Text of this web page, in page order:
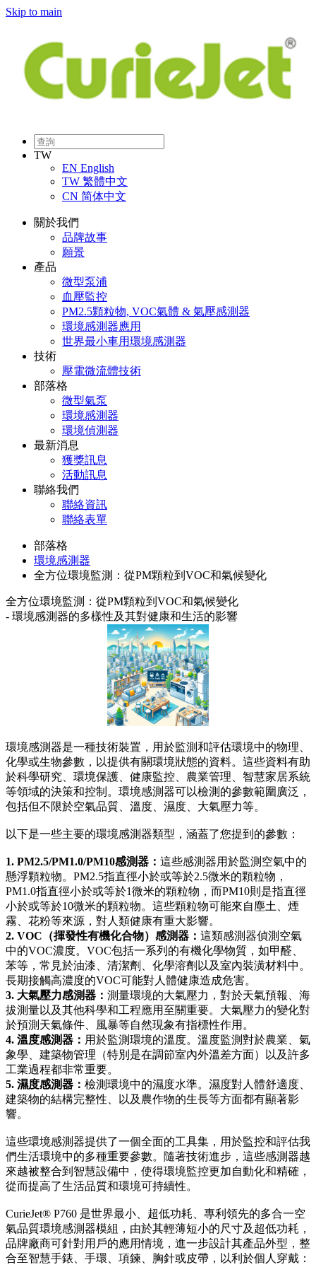
Skip to main
TW
EN English
TW 繁體中文
CN 简体中文
關於我們
品牌故事
願景
產品
微型泵浦
血壓監控
PM2.5顆粒物, VOC氣體 & 氣壓感測器
環境感測器應用
世界最小車用環境感測器
技術
壓電微流體技術
部落格
微型氣泵
環境感測器
環境偵測器
最新消息
獲獎訊息
活動訊息
聯絡我們
聯絡資訊
聯絡表單
部落格
環境感測器
全方位環境監測：從PM顆粒到VOC和氣候變化
全方位環境監測：從PM顆粒到VOC和氣候變化
- 環境感測器的多樣性及其對健康和生活的影響
環境感測器是一種技術裝置，用於監測和評估環境中的物理、
化學或生物參數，以提供有關環境狀態的資料。這些資料有助
於科學研究、環境保護、健康監控、農業管理、智慧家居系統
等領域的決策和控制。環境感測器可以檢測的參數範圍廣泛，
包括但不限於空氣品質、溫度、濕度、大氣壓力等。
以下是一些主要的環境感測器類型，涵蓋了您提到的參數：
1. PM2.5/PM1.0/PM10感測器： 這些感測器用於監測空氣中的
懸浮顆粒物。PM2.5指直徑小於或等於2.5微米的顆粒物，
PM1.0指直徑小於或等於1微米的顆粒物，而PM10則是指直徑
小於或等於10微米的顆粒物。這些顆粒物可能來自塵土、煙
霧、花粉等來源，對人類健康有重大影響。
2. VOC（揮發性有機化合物）感測器： 這類感測器偵測空氣
中的VOC濃度。VOC包括一系列的有機化學物質，如甲醛、
苯等，常見於油漆、清潔劑、化學溶劑以及室內裝潢材料中。
長期接觸高濃度的VOC可能對人體健康造成危害。
3. 大氣壓力感測器： 測量環境的大氣壓力，對於天氣預報、海
拔測量以及其他科學和工程應用至關重要。大氣壓力的變化對
於預測天氣條件、風暴等自然現象有指標性作用。
4. 溫度感測器： 用於監測環境的溫度。溫度監測對於農業、氣
象學、建築物管理（特別是在調節室內外溫差方面）以及許多
工業過程都非常重要。
5. 濕度感測器： 檢測環境中的濕度水準。濕度對人體舒適度、
建築物的結構完整性、以及農作物的生長等方面都有顯著影
響。
這些環境感測器提供了一個全面的工具集，用於監控和評估我
們生活環境中的多種重要參數。隨著技術進步，這些感測器越
來越被整合到智慧設備中，使得環境監控更加自動化和精確，
從而提高了生活品質和環境可持續性。
CurieJet® P760 是世界最小、超低功耗、專利領先的多合一空
氣品質環境感測器模組，由於其輕薄短小的尺寸及超低功耗，
品牌廠商可針對用戶的應用情境，進一步設計其產品外型，整
合至智慧手錶、手環、項鍊、胸針或皮帶，以利於個人穿戴：